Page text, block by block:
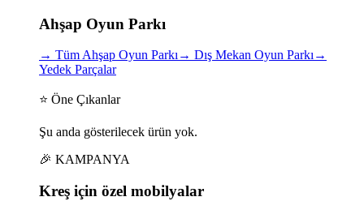
Ahşap Oyun Parkı
→ Tüm Ahşap Oyun Parkı→ Dış Mekan Oyun Parkı→
Yedek Parçalar
⭐ Öne Çıkanlar
Şu anda gösterilecek ürün yok.
🎉 KAMPANYA
Kreş için özel mobilyalar